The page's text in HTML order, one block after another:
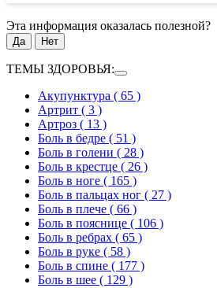
Эта информация оказалась полезной?
Да Нет
ТЕМЫ ЗДОРОВЬЯ:
Акупунктура ( 65 )
Артрит ( 3 )
Артроз ( 13 )
Боль в бедре ( 51 )
Боль в голени ( 28 )
Боль в крестце ( 26 )
Боль в ноге ( 165 )
Боль в пальцах ног ( 27 )
Боль в плече ( 66 )
Боль в пояснице ( 106 )
Боль в ребрах ( 65 )
Боль в руке ( 58 )
Боль в спине ( 177 )
Боль в шее ( 129 )